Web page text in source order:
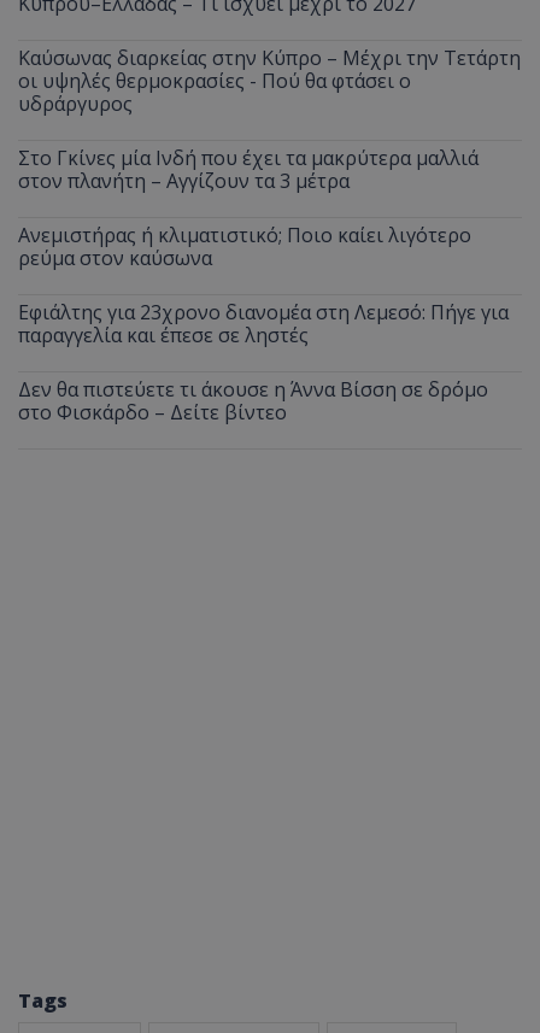
Καύσωνας διαρκείας στην Κύπρο – Μέχρι την Τετάρτη
οι υψηλές θερμοκρασίες - Πού θα φτάσει ο
υδράργυρος
Στο Γκίνες μία Ινδή που έχει τα μακρύτερα μαλλιά
στον πλανήτη – Αγγίζουν τα 3 μέτρα
Ανεμιστήρας ή κλιματιστικό; Ποιο καίει λιγότερο
ρεύμα στον καύσωνα
Εφιάλτης για 23χρονο διανομέα στη Λεμεσό: Πήγε για
παραγγελία και έπεσε σε ληστές
Δεν θα πιστεύετε τι άκουσε η Άννα Βίσση σε δρόμο
στο Φισκάρδο – Δείτε βίντεο
Tags